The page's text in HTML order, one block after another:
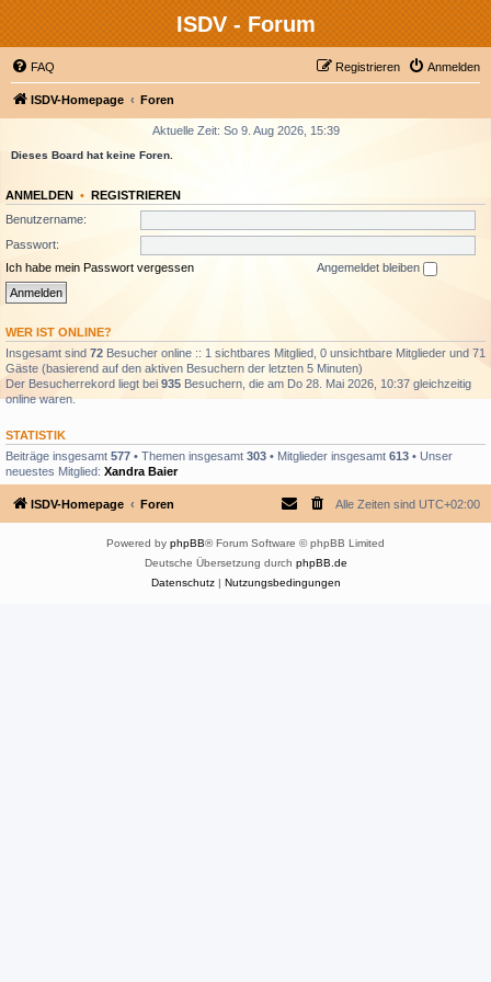
ISDV - Forum
FAQ Anmelden
Registrieren
ISDV-Homepage Foren
Aktuelle Zeit: So 9. Aug 2026, 15:39
Dieses Board hat keine Foren.
ANMELDEN • REGISTRIEREN
Benutzername:
Passwort:
Ich habe mein Passwort vergessen
Angemeldet bleiben
WER IST ONLINE?
Insgesamt sind 72 Besucher online :: 1 sichtbares Mitglied, 0 unsichtbare Mitglieder und 71
Gäste (basierend auf den aktiven Besuchern der letzten 5 Minuten)
Der Besucherrekord liegt bei 935 Besuchern, die am Do 28. Mai 2026, 10:37 gleichzeitig
online waren.
STATISTIK
Beiträge insgesamt 577 • Themen insgesamt 303 • Mitglieder insgesamt 613 • Unser
neuestes Mitglied: Xandra Baier
ISDV-Homepage Foren Alle Zeiten sind UTC+02:00
Powered by phpBB® Forum Software © phpBB Limited
Deutsche Übersetzung durch phpBB.de
Datenschutz| Nutzungsbedingungen